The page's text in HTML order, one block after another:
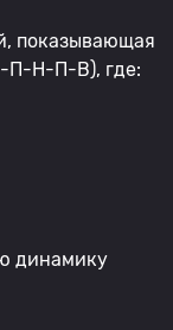
показывающая
П-Н-П-В), где:
динамику